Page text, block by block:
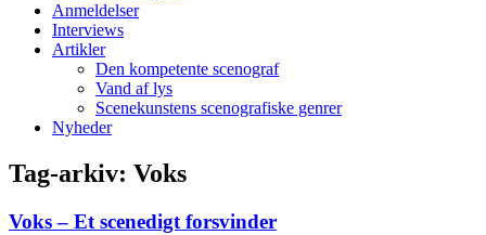
Anmeldelser
Interviews
Artikler
Den kompetente scenograf
Vand af lys
Scenekunstens scenografiske genrer
Nyheder
Tag-arkiv: Voks
Voks – Et scenedigt forsvinder